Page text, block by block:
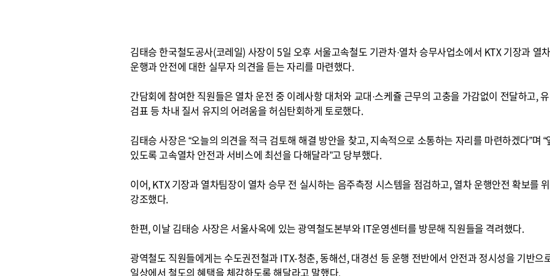
김태승 한국철도공사(코레일) 사장이 5일 오후 서울고속철도 기관차·열차 승무사업소에서 KTX 기장과 열
운행과 안전에 대한 실무자 의견을 듣는 자리를 마련했다.
간담회에 참여한 직원들은 열차 운전 중 이례사항 대처와 교대·스케쥴 근무의 고충을 가감없이 전달하고,
검표 등 차내 질서 유지의 어려움을 허심탄회하게 토로했다.
김태승 사장은 “오늘의 의견을 적극 검토해 해결 방안을 찾고, 지속적으로 소통하는 자리를 마련하겠다”며
있도록 고속열차 안전과 서비스에 최선을 다해달라”고 당부했다.
이어, KTX 기장과 열차팀장이 열차 승무 전 실시하는 음주측정 시스템을 점검하고, 열차 운행안전 확보를
강조했다.
한편, 이날 김태승 사장은 서울사옥에 있는 광역철도본부와 IT운영센터를 방문해 직원들을 격려했다.
광역철도 직원들에게는 수도권전철과 ITX-청춘, 동해선, 대경선 등 운행 전반에서 안전과 정시성을 기반으
일상에서 철도의 혜택을 체감하도록 해달라고 말했다.